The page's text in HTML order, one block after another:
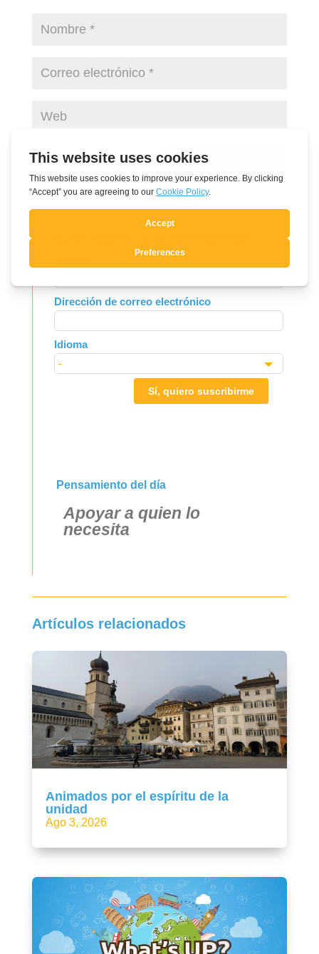
Enviar comentario
this
field
blank
Dirección de correo electrónico
Idioma
Sí, quiero suscribirme
Pensamiento del día
Apoyar a quien lo
necesita
Artículos relacionados
Animados por el espíritu de la
unidad
Ago 3, 2026